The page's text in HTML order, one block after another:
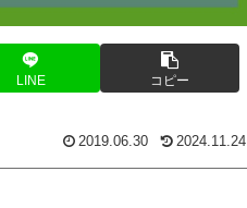
LINE コピー
2019.06.30 2024.11.24